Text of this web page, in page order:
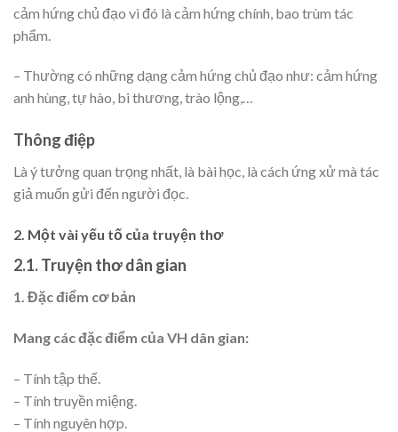
cảm hứng chủ đạo vì đó là cảm hứng chính, bao trùm tác
phẩm.
– Thường có những dạng cảm hứng chủ đạo như: cảm hứng
anh hùng, tự hào, bi thương, trào lộng,…
Thông điệp
Là ý tưởng quan trọng nhất, là bài học, là cách ứng xử mà tác
giả muốn gửi đến người đọc.
2. Một vài yếu tố của truyện thơ
2.1. Truyện thơ dân gian
1. Đặc điểm cơ bản
Mang các đặc điểm của VH dân gian:
– Tính tập thể.
– Tính truyền miệng.
– Tính nguyên hợp.